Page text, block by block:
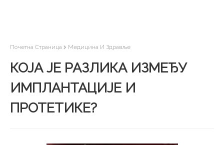
Почетна Страница Медицина И Здравље
КОЈА ЈЕ РАЗЛИКА ИЗМЕЂУ
ИМПЛАНТАЦИЈЕ И
ПРОТЕТИКЕ?